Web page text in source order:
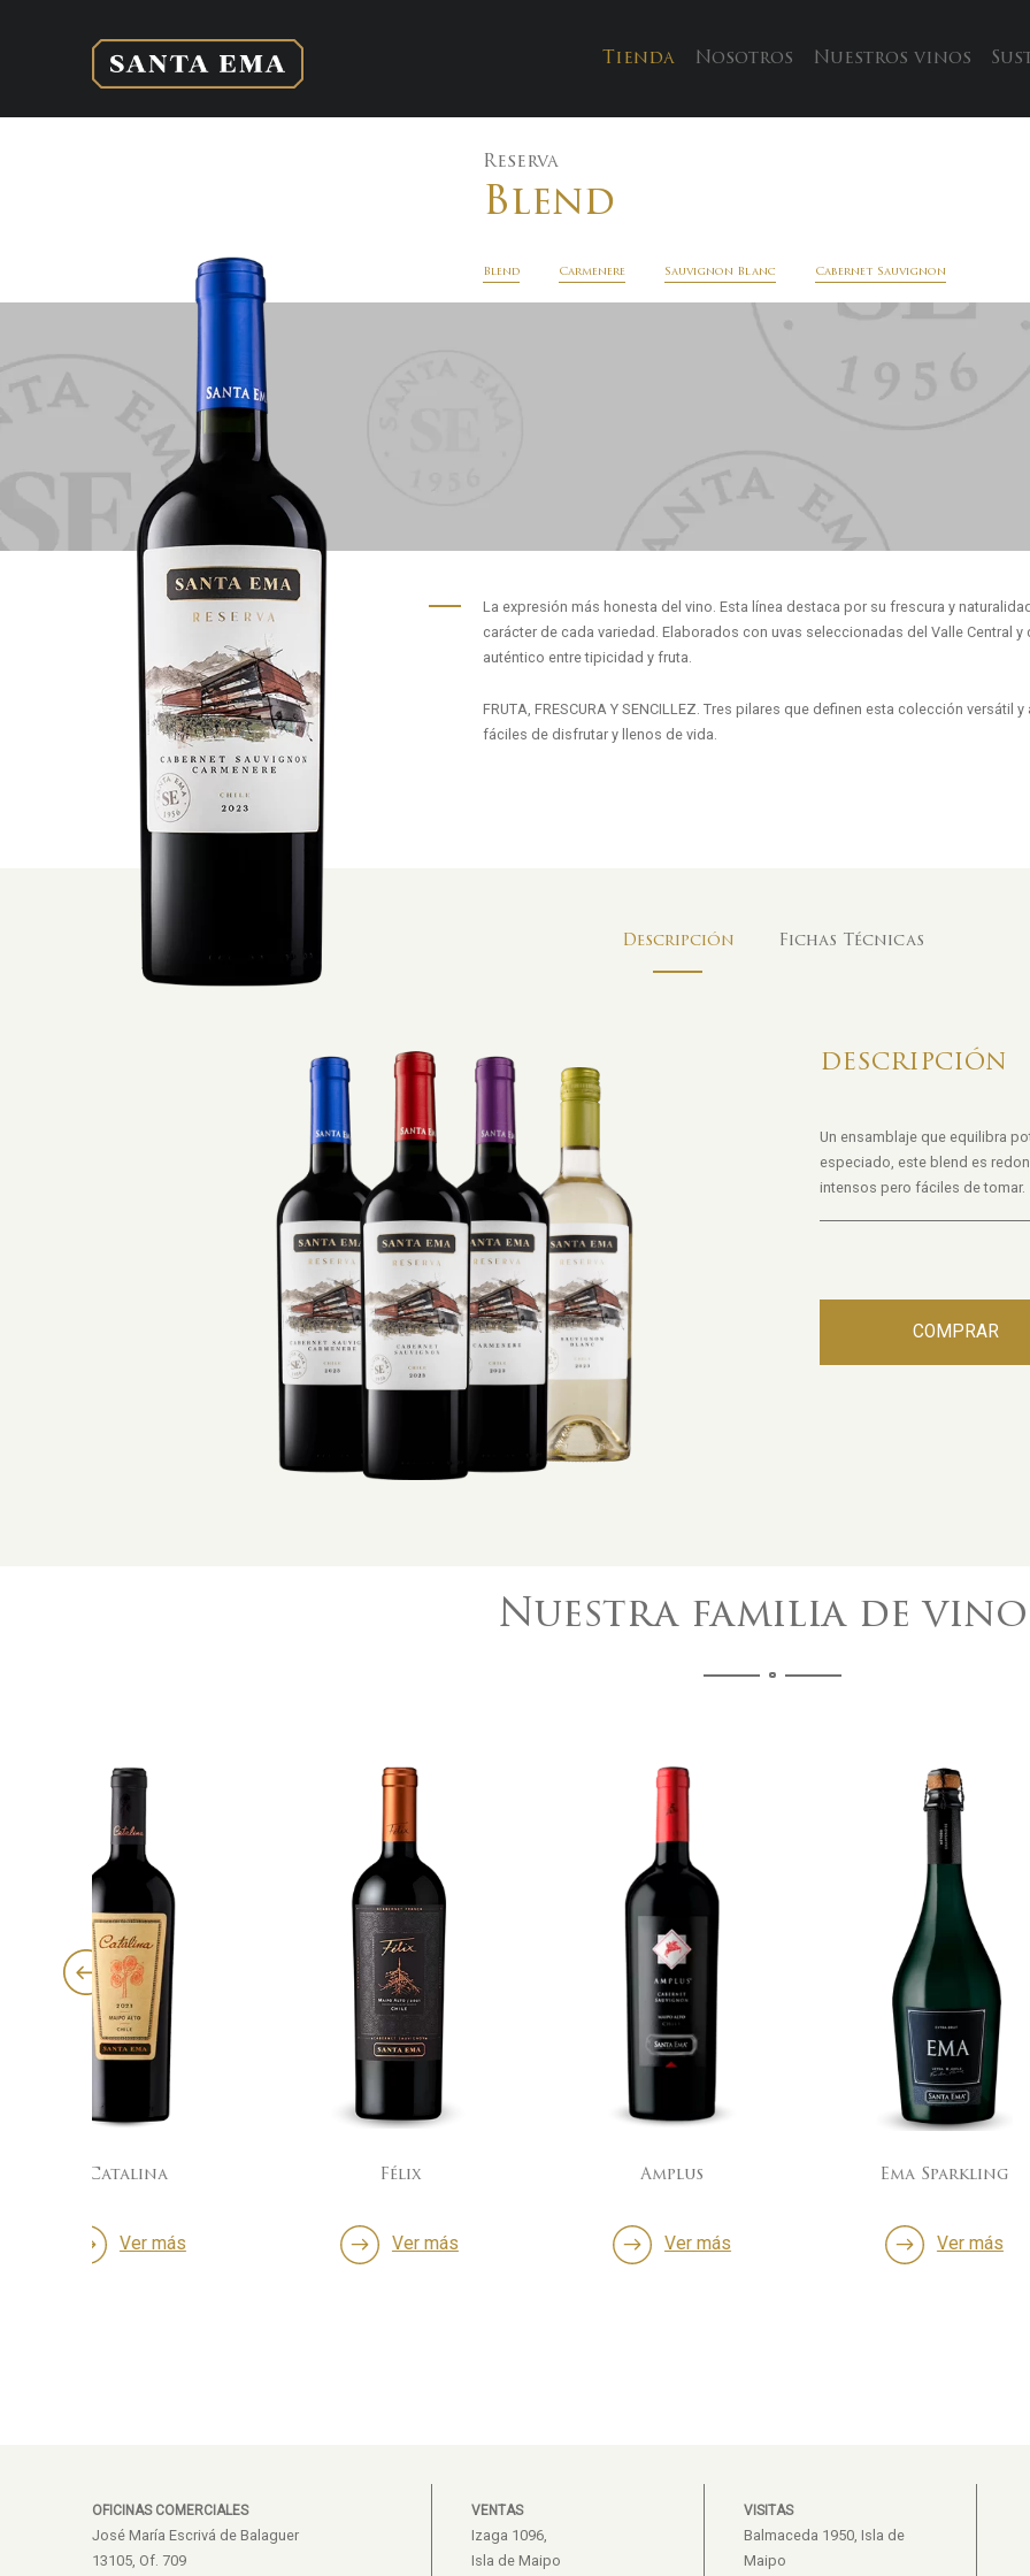
Tienda Nosotros Nuestros vinos
Reserva
Blend
Blend Carmenere Sauvignon Blanc Cabernet Sauvignon
La expresión más honesta del vino. Esta línea destaca por su frescura y
carácter de cada variedad. Elaborados con uvas seleccionadas del Valle Central
auténtico entre tipicidad y fruta.
FRUTA, FRESCURA Y SENCILLEZ. Tres pilares que definen esta colección
fáciles de disfrutar y llenos de vida.
Descripción Fichas Técnicas
DESCRIPCIÓN
Un ensamblaje que equilibra
especiado, este blend es
intensos pero fáciles de tomar.
COMPRAR
Nuestra familia de
OFICINAS COMERCIALES
José María Escrivá de Balaguer
13105, Of. 709
VENTAS
Izaga 1096,
Isla de Maipo
VISITAS
Balmaceda 1950, Isla de
Maipo